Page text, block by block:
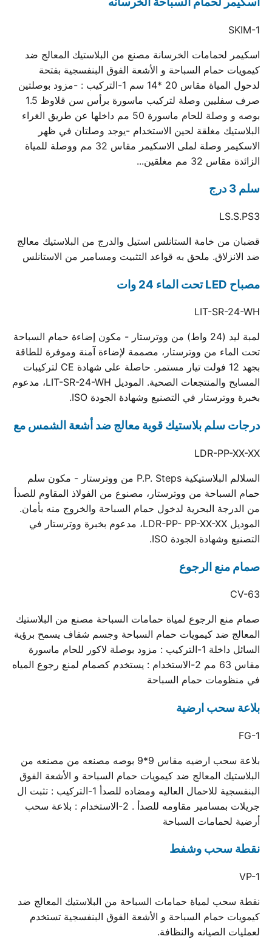
SKIM-1
اسكيمر لحمامات الخرسانة مصنع من البلاستيك المعالج ضد
كيمويات حمام السباحة و الأشعة الفوق البنفسجية بفتحة
لدحول المياة مقاس 20 *14 سم 1-التركيب : -مزود بوصلتين
صرف سفليين وصلة لتركيب ماسورة برأس سن قلاوظ 1.5
بوصه و وصلة للحام ماسورة 50 مم داخلها عن طريق الغراء
البلاستيك مغلقة لحين الاستخدام -يوجد وصلتان في ظهر
الاسكيمر وصلة لملى الاسكيمر مقاس 32 مم ووصلة للمياة
الزائدة مقاس 32 مم مغلقين...
سلم 3 درج
LS.S.PS3
قضبان من خامة الستانلس استيل والدرج من البلاستيك معالج
ضد الانزلاق. ملحق به قواعد التثبيت ومسامير من الاستانلس
مصباح LED تحت الماء 24 وات
LIT-SR-24-WH
لمبة ليد (24 واط) من ووترستار - مكون إضاءة حمام السباحة
تحت الماء من ووترستار، مصممة لإضاءة آمنة وموفرة للطاقة
بجهد 12 فولت تيار مستمر. حاصلة على شهادة CE لتركيبات
المسابح والمنتجعات الصحية. الموديل LIT-SR-24-WH، مدعوم
بخبرة ووترستار في التصنيع وشهادة الجودة ISO.
درجات سلم بلاستيك قوية معالج ضد أشعة الشمس مع
LDR-PP-XX-XX
السلالم البلاستيكية P.P. Steps من ووترستار - مكون سلم
حمام السباحة من ووترستار، مصنوع من الفولاذ المقاوم للصدأ
من الدرجة البحرية لدخول حمام السباحة والخروج منه بأمان.
الموديل LDR-PP- PP-XX-XX، مدعوم بخبرة ووترستار في
التصنيع وشهادة الجودة ISO.
صمام منع الرجوع
CV-63
صمام منع الرجوع لمياة حمامات السباحة مصنع من البلاستيك
المعالج ضد كيمويات حمام السباحة وجسم شفاف يسمح برؤية
السائل داخلة 1-التركيب : مزود بوصلة لاكور للحام ماسورة
مقاس 63 مم 2-الاستخدام : يستخدم كصمام لمنع رجوع المياه
في منظومات حمام السباحة
بلاعة سحب ارضية
FG-1
بلاعة سحب ارضيه مقاس 9*9 بوصه مصنعه من مصنعه من
البلاستيك المعالج ضد كيمويات حمام السباحة و الأشعة الفوق
البنفسجية للاحمال العاليه ومضاده للصدأ 1-التركيب : تثبت ال
جريلات بمسامير مقاومه للصدأ . 2-الاستخدام : بلاعة سحب
أرضية لحمامات السباحة
نقطة سحب وشفط
VP-1
نقطة سحب لمياة حمامات السباحة من البلاستيك المعالج ضد
كيمويات حمام السباحة و الأشعة الفوق البنفسجية تستخدم
لعمليات الصيانه والنظافة.